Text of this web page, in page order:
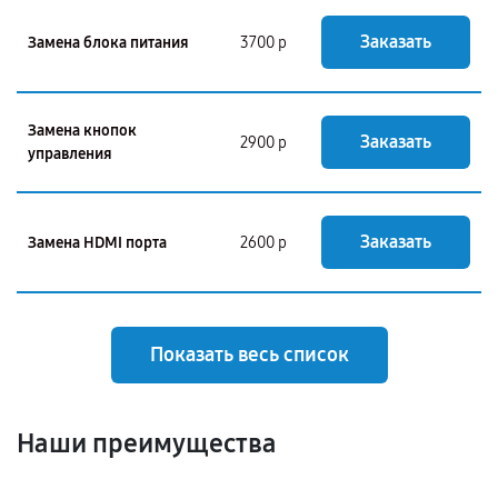
Замена блока питания 3700 р Заказать
Замена кнопок
управления
2900 р Заказать
Замена HDMI порта 2600 р Заказать
Показать весь список
Наши преимущества